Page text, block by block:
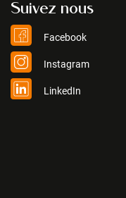
Suivez nous
Facebook
Instagram
LinkedIn